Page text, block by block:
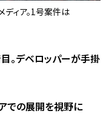
ィア。1号案件は
。デベロッパーが手掛
での展開を視野に